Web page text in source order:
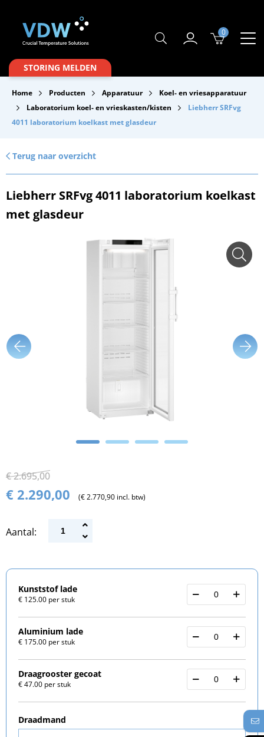
Producten
Branches
Merken
Over VDW
Service & Onderhoud
Downloads
0
STORING MELDEN
Home Producten Apparatuur
Koel- en vriesapparatuur
Laboratorium koel- en vrieskasten/kisten
Liebherr SRFvg
4011 laboratorium koelkast met glasdeur
Terug naar overzicht
Liebherr SRFvg 4011 laboratorium koelkast
met glasdeur
€ 2.695,00
€ 2.290,00 (€ 2.770,90 incl. btw)
Aantal:
Kunststof lade
€ 125.00 per stuk
Aluminium lade
€ 175.00 per stuk
Draagrooster gecoat
€ 47.00 per stuk
Draadmand